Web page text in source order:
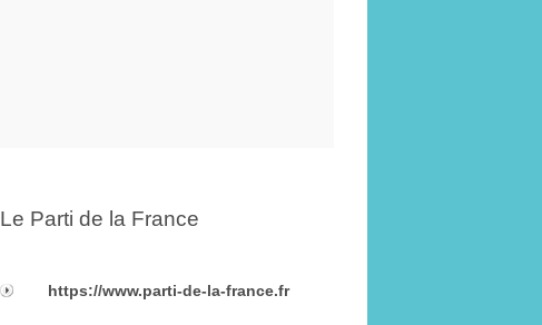
Le Parti de la France
https://www.parti-de-la-france.fr